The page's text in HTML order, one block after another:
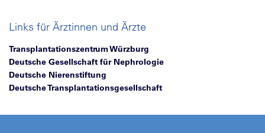
Links für Ärztinnen und Ärzte
Transplantationszentrum Würzburg
Deutsche Gesellschaft für Nephrologie
Deutsche Nierenstiftung
Deutsche Transplantationsgesellschaft